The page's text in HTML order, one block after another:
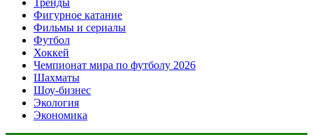
Фигурное катание
Фильмы и сериалы
Футбол
Хоккей
Чемпионат мира по футболу 2026
Шахматы
Шоу-бизнес
Экология
Экономика